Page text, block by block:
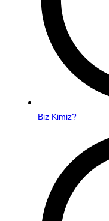
Biz Kimiz?